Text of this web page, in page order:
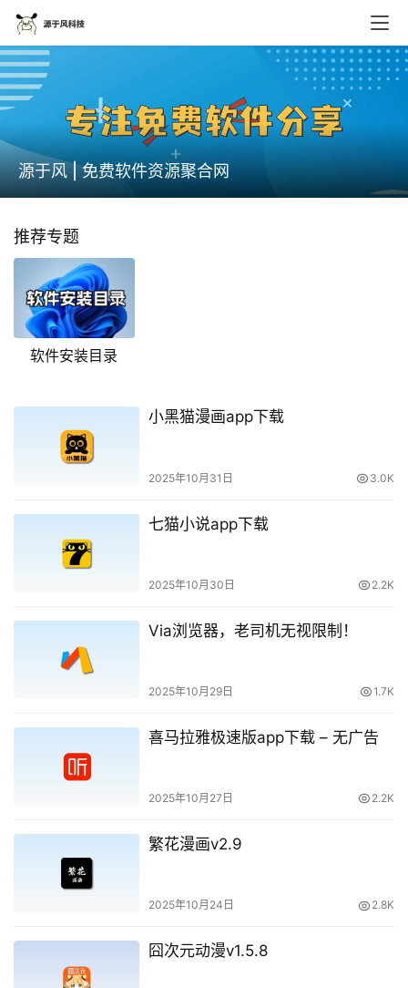
源于风 | 免费软件资源聚合网
推荐专题
软件安装目录
小黑猫漫画app下载
2025年10月31日 3.0K
七猫小说app下载
2025年10月30日 2.2K
Via浏览器，老司机无视限制！
2025年10月29日 1.7K
喜马拉雅极速版app下载 – 无广告
2025年10月27日 2.2K
繁花漫画v2.9
2025年10月24日 2.8K
囧次元动漫v1.5.8